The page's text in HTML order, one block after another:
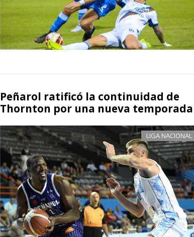
Peñarol ratificó la continuidad de
Thornton por una nueva temporada
LIGA NACIONAL